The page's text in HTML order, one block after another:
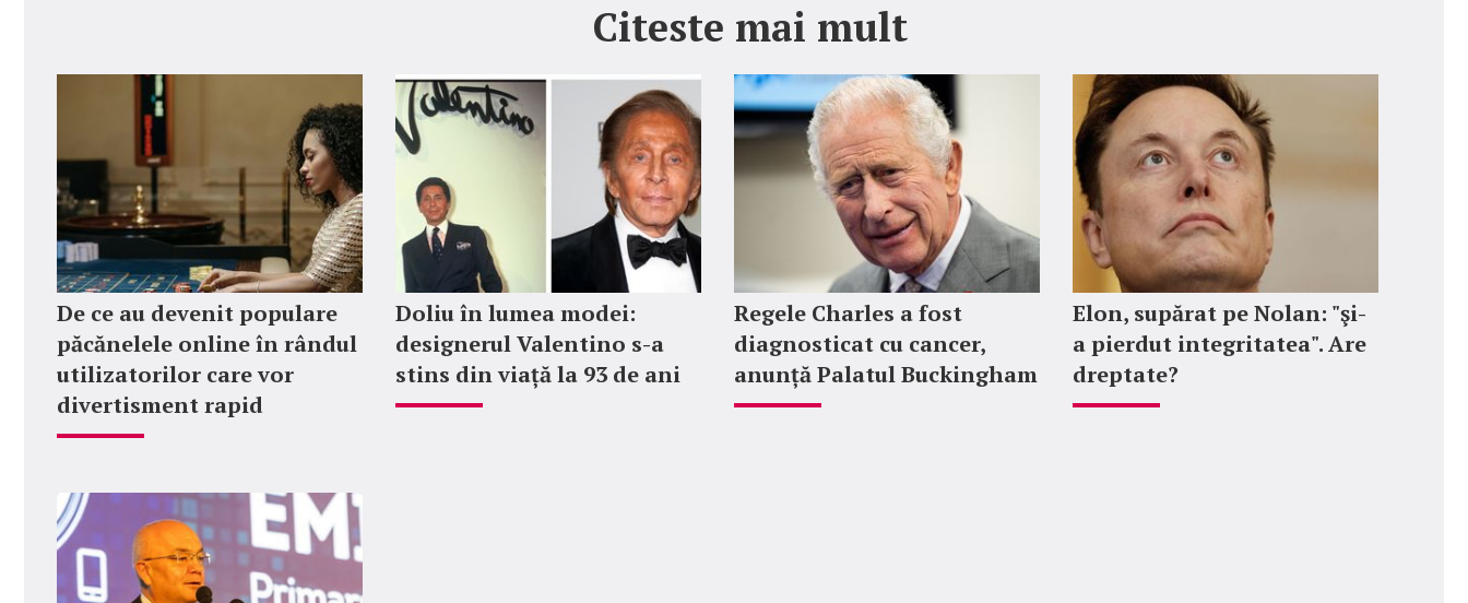
Citeste mai mult
De ce au devenit populare
păcănelele online în rândul
utilizatorilor care vor
divertisment rapid
Doliu în lumea modei:
designerul Valentino s-a
stins din viață la 93 de ani
Regele Charles a fost
diagnosticat cu cancer,
anunță Palatul Buckingham
Elon, supărat pe Nolan: "şi-
a pierdut integritatea". Are
dreptate?